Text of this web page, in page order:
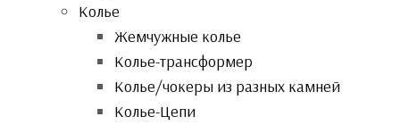
Колье
Жемчужные колье
Колье-трансформер
Колье/чокеры из разных камней
Колье-Цепи